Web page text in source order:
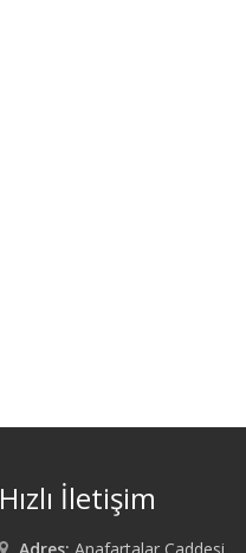
Hızlı İletişim